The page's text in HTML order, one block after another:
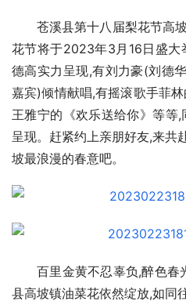
苍溪县第十八届梨花节高
花节将于2023年3月16日盛大
德高实力呈现,有刘力豪(刘德
嘉宾)倾情献唱,有摇滚歌手菲
王雅宁的《欢乐送给你》等等
呈现。赶紧约上亲朋好友,来共
坡最浪漫的春意吧。
百里金黄不忍辜负,醉色
县高坡镇油菜花依然绽放,如同